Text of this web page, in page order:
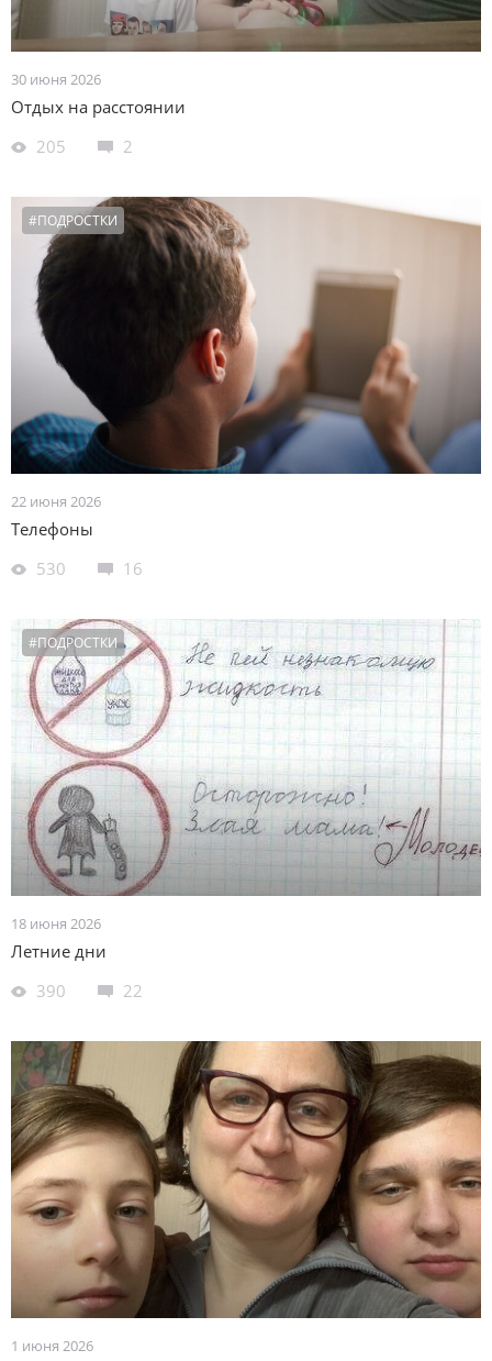
30 июня 2026
Отдых на расстоянии
205
2
#ПОДРОСТКИ
22 июня 2026
Телефоны
530
16
#ПОДРОСТКИ
18 июня 2026
Летние дни
390
22
1 июня 2026